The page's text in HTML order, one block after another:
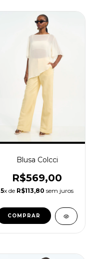
Blusa Colcci
R$569,00
5x de R$113,80 sem juros
COMPRAR